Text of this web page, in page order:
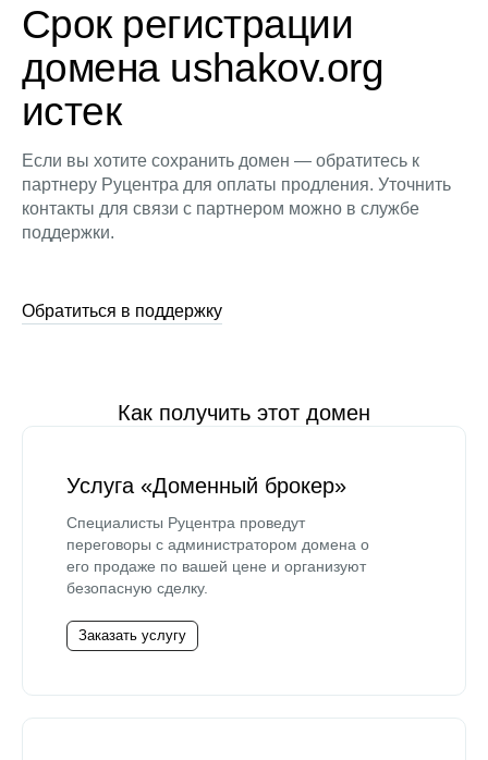
Срок регистрации
домена ushakov.org
истек
Если вы хотите сохранить домен — обратитесь к
партнеру Руцентра для оплаты продления. Уточнить
контакты для связи с партнером можно в службе
поддержки.
Обратиться в поддержку
Как получить этот домен
Услуга «Доменный брокер»
Специалисты Руцентра проведут
переговоры с администратором домена о
его продаже по вашей цене и организуют
безопасную сделку.
Заказать услугу